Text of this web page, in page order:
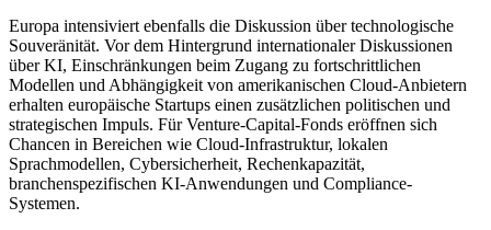
Europa intensiviert ebenfalls die Diskussion über technologische
Souveränität. Vor dem Hintergrund internationaler Diskussionen
über KI, Einschränkungen beim Zugang zu fortschrittlichen
Modellen und Abhängigkeit von amerikanischen Cloud-Anbietern
erhalten europäische Startups einen zusätzlichen politischen und
strategischen Impuls. Für Venture-Capital-Fonds eröffnen sich
Chancen in Bereichen wie Cloud-Infrastruktur, lokalen
Sprachmodellen, Cybersicherheit, Rechenkapazität,
branchenspezifischen KI-Anwendungen und Compliance-
Systemen.